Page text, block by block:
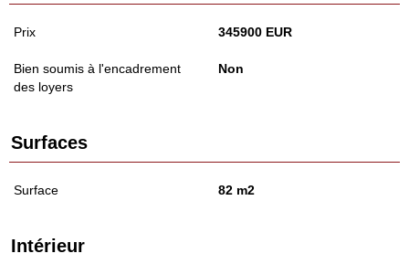
Prix 345900 EUR
Bien soumis à l'encadrement
des loyers
Non
Surfaces
Surface 82 m2
Intérieur